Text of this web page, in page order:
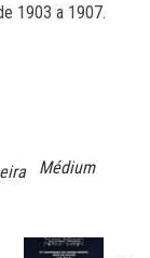
1903 a 1907.
Médium